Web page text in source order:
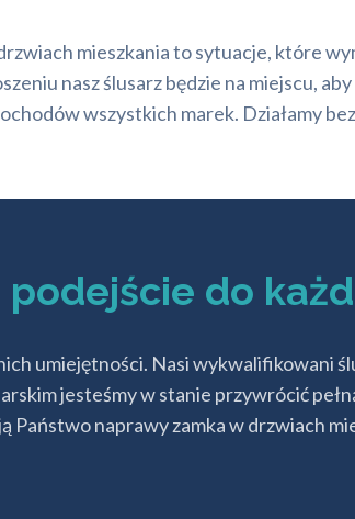
mieszkania to sytuacje, które
nasz ślusarz będzie na miejscu,
wszystkich marek. Działamy
podejście do
umiejętności. Nasi wykwalifikowani
jesteśmy w stanie przywrócić
naprawy zamka w drzwiach